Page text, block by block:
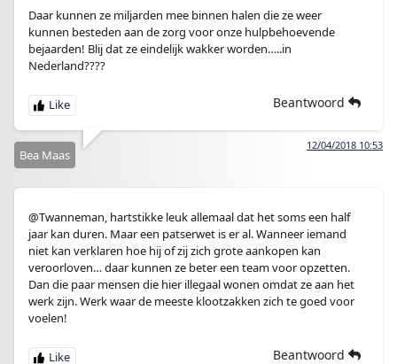
Daar kunnen ze miljarden mee binnen halen die ze weer
kunnen besteden aan de zorg voor onze hulpbehoevende
bejaarden! Blij dat ze eindelijk wakker worden…..in
Nederland????
Beantwoord
12/04/2018 10:53
Bea Maas
@Twanneman, hartstikke leuk allemaal dat het soms een half
jaar kan duren. Maar een patserwet is er al. Wanneer iemand
niet kan verklaren hoe hij of zij zich grote aankopen kan
veroorloven… daar kunnen ze beter een team voor opzetten.
Dan die paar mensen die hier illegaal wonen omdat ze aan het
werk zijn. Werk waar de meeste klootzakken zich te goed voor
voelen!
Beantwoord